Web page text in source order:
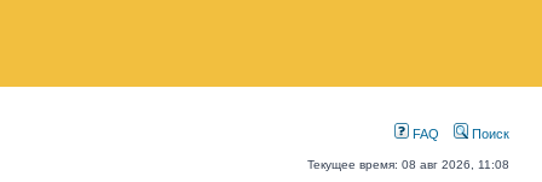
FAQ Поиск
Текущее время: 08 авг 2026, 11:08